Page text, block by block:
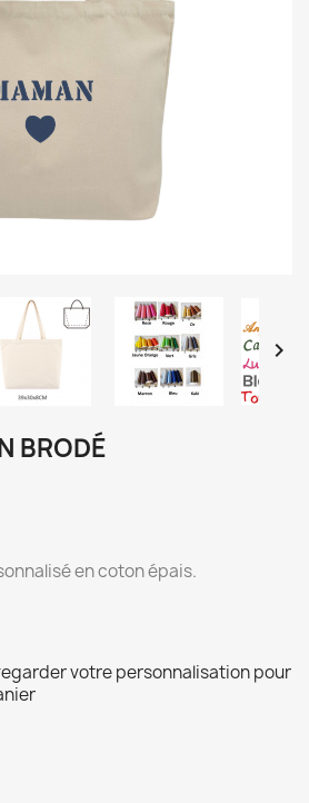

BRODÉ
en coton épais.
votre personnalisation pour